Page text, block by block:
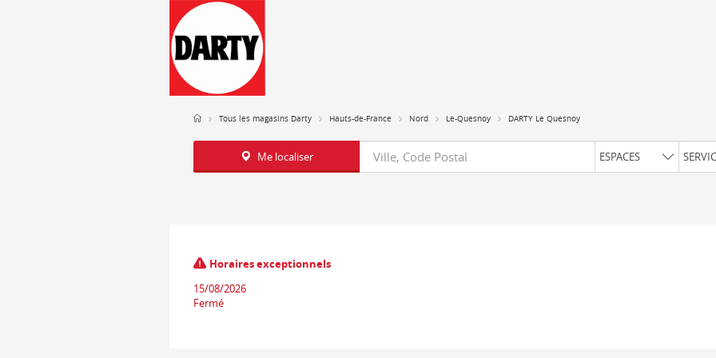
Tous les magasins Darty Hauts-de-France Nord Le-Quesnoy DARTY Le Quesnoy
Me localiser Requête ESPACES
Horaires exceptionnels
15/08/2026
Fermé